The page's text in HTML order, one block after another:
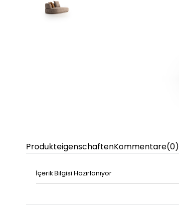
ProdukteigenschaftenKommentare(0)
İçerik Bilgisi Hazırlanıyor